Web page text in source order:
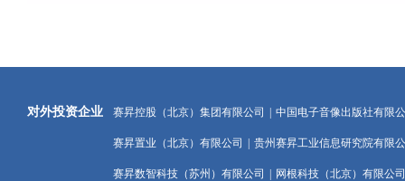
对外投资企业 赛昇控股（北京）集团有限公司 中国电子音像出版社有限
赛昇置业（北京）有限公司 贵州赛昇工业信息研究院有限
赛昇数智科技（苏州）有限公司 网根科技（北京）有限公司